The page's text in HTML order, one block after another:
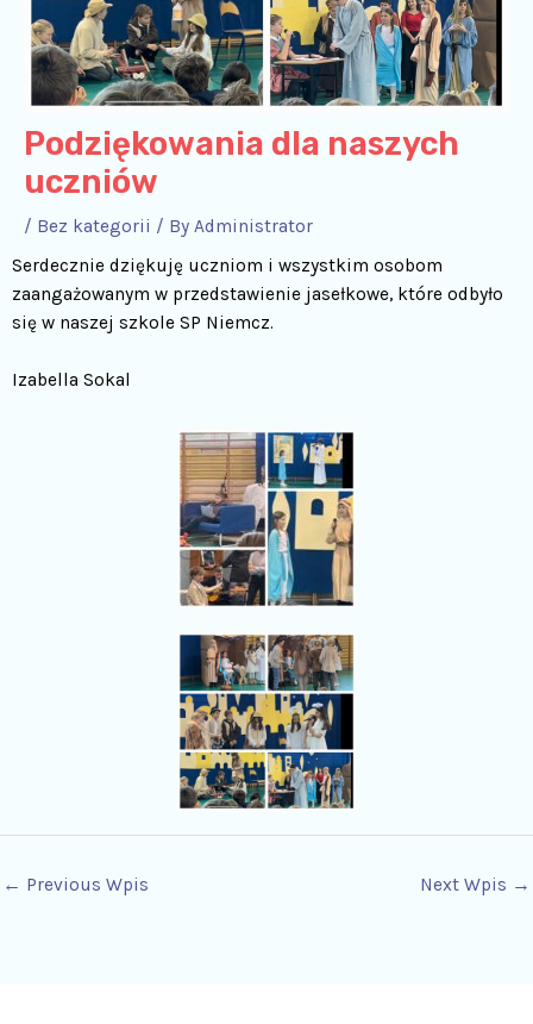
Podziękowania dla naszych
uczniów
/ Bez kategorii / By Administrator
Serdecznie dziękuję uczniom i wszystkim osobom
zaangażowanym w przedstawienie jasełkowe, które odbyło
się w naszej szkole SP Niemcz.
Izabella Sokal
← Previous Wpis Next Wpis →